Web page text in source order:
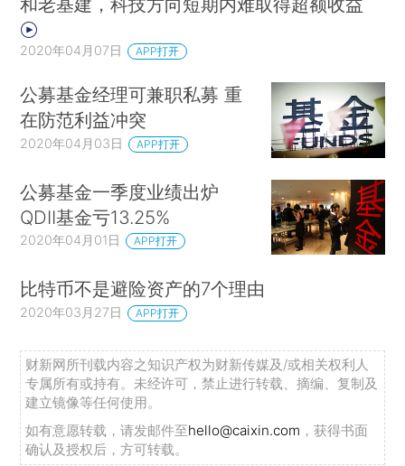
2020年04月07日 APP打开
公募基金经理可兼职私募 重
在防范利益冲突
2020年04月03日 APP打开
公募基金一季度业绩出炉
QDII基金亏13.25%
2020年04月01日 APP打开
比特币不是避险资产的7个理由
2020年03月27日 APP打开
财新网所刊载内容之知识产权为财新传媒及/或相关权利人
专属所有或持有。未经许可，禁止进行转载、摘编、复制及
建立镜像等任何使用。
如有意愿转载，请发邮件至hello@caixin.com ，获得书面
确认及授权后，方可转载。